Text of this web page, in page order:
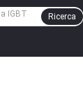
Ricerca